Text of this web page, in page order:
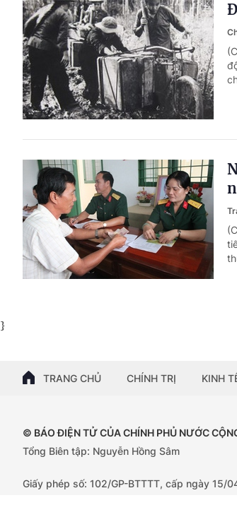
}
TRANG CHỦ CHÍNH TRỊ KINH
© BÁO ĐIỆN TỬ CỦA CHÍNH PHỦ NƯỚC
Tổng Biên tập: Nguyễn Hồng Sâm
Giấy phép số: 102/GP-BTTTT, cấp ngày 15/